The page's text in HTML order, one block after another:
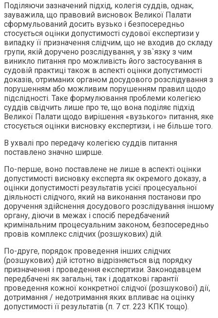
Поділяючи зазначений підхід, колегія суддів, однак,
зауважила, що правовий висновок Великої Палати
сформульований досить вузько і безпосередньо
стосується оцінки допустимості судової експертизи у
випадку її призначення слідчим, що не входив до складу
групи, якій доручено розслідування, у зв`язку з чим
виникло питання про можливість його застосування в
судовій практиці також в аспекті оцінки допустимості
доказів, отриманих органом досудового розслідування з
порушенням або можливим порушенням правил щодо
підслідності. Таке формулювання проблеми колегією
суддів свідчить лише про те, що вона поділяє підхід
Великої Палати щодо вирішення «вузького» питання, яке
стосується оцінки висновку експертизи, і не більше того.
В ухвалі про передачу колегією суддів питання
поставлено значно ширше.
По-перше, воно поставлене не лише в аспекті оцінки
допустимості висновку експерта як окремого доказу, а
оцінки допустимості результатів усієї процесуальної
діяльності слідчого, який на виконання постанови про
доручення здійснення досудового розслідування іншому
органу, діючи в межах і спосіб передбачений
кримінальним процесуальним законом, безпосередньо
провів комплекс слідчих (розшукових) дій.
По-друге, порядок проведення інших слідчих
(розшукових) дій істотно відрізняється від порядку
призначення і проведення експертизи. Законодавцем
передбачені як загальні, так і додаткові гарантії
проведення кожної конкретної слідчої (розшукової) дії,
дотримання / недотримання яких впливає на оцінку
допустимості її результатів (п. 7 ст. 223 КПК тощо).